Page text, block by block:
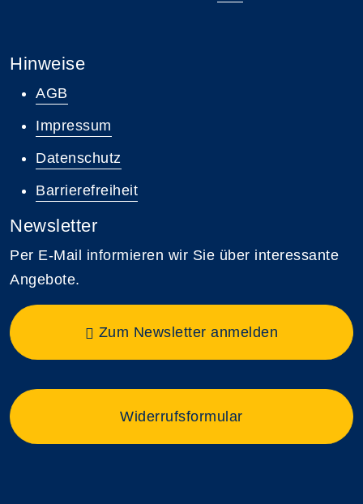
Hinweise
AGB
Impressum
Datenschutz
Barrierefreiheit
Newsletter
Per E-Mail informieren wir Sie über interessante
Angebote.
Zum Newsletter anmelden
Widerrufsformular